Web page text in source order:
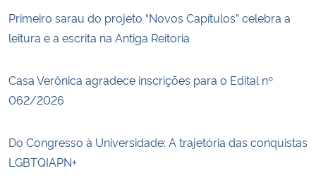
Primeiro sarau do projeto “Novos Capítulos” celebra a
leitura e a escrita na Antiga Reitoria
Casa Verônica agradece inscrições para o Edital nº
062/2026
Do Congresso à Universidade: A trajetória das conquistas
LGBTQIAPN+